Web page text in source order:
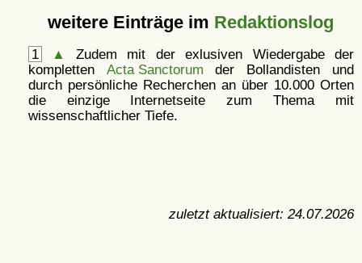
weitere Einträge im Redaktionslog
1 ▲
Zudem mit der exlusiven Wiedergabe der
kompletten Acta Sanctorum der Bollandisten und
durch persönliche Recherchen an über 10.000 Orten
die einzige Internetseite zum Thema mit
wissenschaftlicher Tiefe.
zuletzt aktualisiert: 24.07.2026